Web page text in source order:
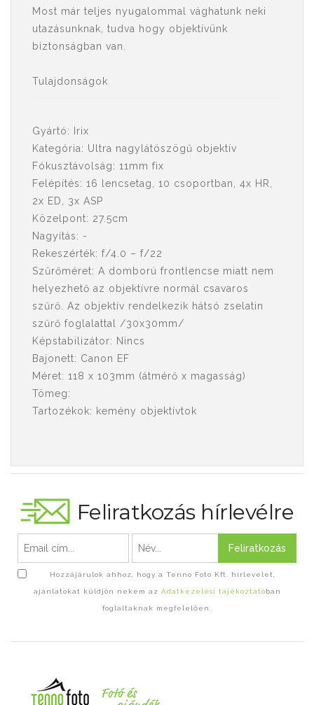
Most már teljes nyugalommal vághatunk neki
utazásunknak, tudva hogy objektívünk
biztonságban van.
Tulajdonságok
Gyártó: Irix
Kategória: Ultra nagylátószögű objektív
Fókusztávolság: 11mm fix
Felépítés: 16 lencsetag, 10 csoportban, 4x HR,
2x ED, 3x ASP
Közelpont: 27.5cm
Nagyítás: -
Rekeszérték: f/4.0 – f/22
Szűrőméret: A domború frontlencse miatt nem
helyezhető az objektívre normál csavaros
szűrő. Az objektív rendelkezik hátsó zselatin
szűrő foglalattal /30x30mm/
Képstabilizátor: Nincs
Bajonett: Canon EF
Méret: 118 x 103mm (átmérő x magasság)
Tömeg:
Tartozékok: kemény objektívtok
Feliratkozás hírlevélre
Feliratkozás
Hozzájárulok ahhoz, hogy a Tenno Foto Kft. hírlevelet,
ajánlatokat küldjön nekem az Adatkezelési tájékoztatóban
foglaltaknak megfelelően.